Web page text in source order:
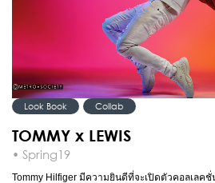
Look Book Collab
TOMMY x LEWIS
• Spring19
Tommy Hilfiger มีความยินดีที่จะเปิดตัวคอลเลค